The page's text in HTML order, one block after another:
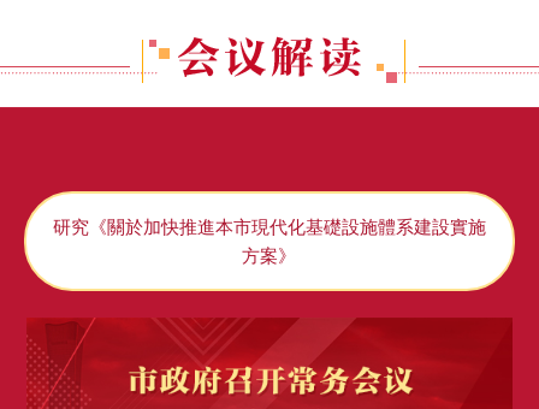
研究《關於加快推進本市現代化基礎設施體系建設實施
方案》